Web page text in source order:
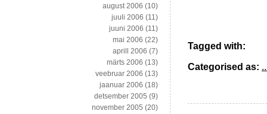
Tagged with:
Categorised as:
august 2006 (10)
juuli 2006 (11)
juuni 2006 (11)
mai 2006 (22)
aprill 2006 (7)
märts 2006 (13)
veebruar 2006 (13)
jaanuar 2006 (18)
detsember 2005 (9)
november 2005 (20)